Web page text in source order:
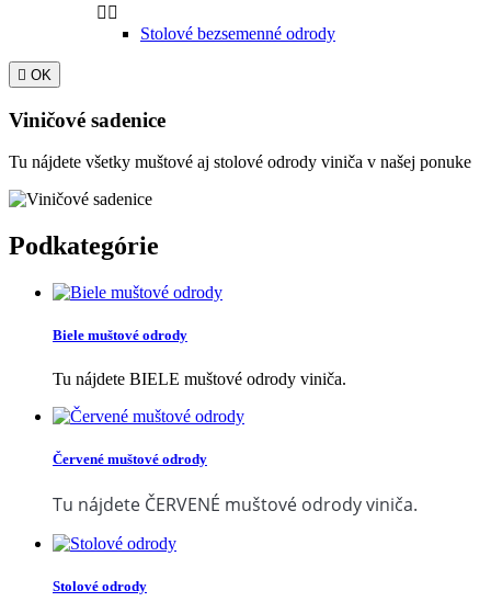
 
Stolové bezsemenné odrody
 OK
Viničové sadenice
Tu nájdete všetky muštové aj stolové odrody viniča v našej ponuke
Podkategórie
Biele muštové odrody
Tu nájdete BIELE muštové odrody viniča.
Červené muštové odrody
Tu nájdete ČERVENÉ muštové odrody viniča.
Stolové odrody